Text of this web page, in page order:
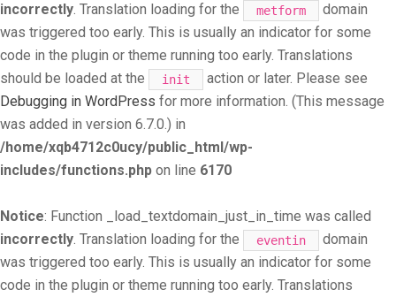
incorrectly. Translation loading for the metform
domain
was triggered too early. This is usually an indicator for some
code in the plugin or theme running too early. Translations
should be loaded at the
init
action or later. Please see
Debugging in WordPress for more information. (This message
was added in version 6.7.0.) in
/home/xqb4712c0ucy/public_html/wp-
includes/functions.php on line 6170
Notice: Function _load_textdomain_just_in_time was called
incorrectly. Translation loading for the eventin
domain
was triggered too early. This is usually an indicator for some
code in the plugin or theme running too early. Translations